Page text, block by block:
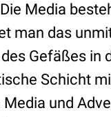
Media
man das
Gefäßes in
Schicht
und